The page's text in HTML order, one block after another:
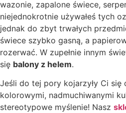
wazonie, zapalone świece,
niejednokrotnie używałeś tych
jednak do zbyt trwałych
świece szybko gasną, a
rozerwać. W zupełnie innym
się balony z helem.
Jeśli do tej pory kojarzyły Ci się
kolorowymi, nadmuchiwanymi
stereotypowe myślenie! Nasz